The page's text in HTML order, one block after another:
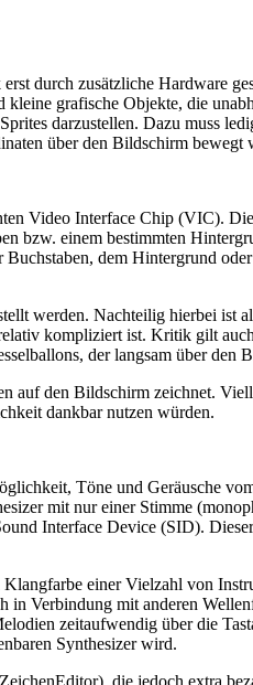
durch zusätzliche Hardware
grafische Objekte, die
darzustellen. Dazu muss
über den Bildschirm
Video Interface Chip (VIC).
bzw. einem bestimmten
dem Hintergrund
werden. Nachteilig hierbei ist
kompliziert ist. Kritik gilt
der langsam über den
den Bildschirm zeichnet.
dankbar nutzen würden.
Töne und Geräusche
mit nur einer Stimme
Interface Device (SID).
einer Vielzahl von
Verbindung mit anderen
zeitaufwendig über die
Synthesizer wird.
die jedoch extra